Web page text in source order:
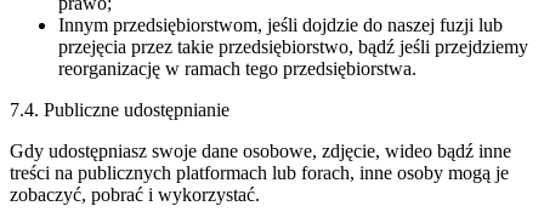
Innym przedsiębiorstwom, jeśli dojdzie do naszej fuzji lub
przejęcia przez takie przedsiębiorstwo, bądź jeśli przejdziemy
reorganizację w ramach tego przedsiębiorstwa.
7.4. Publiczne udostępnianie
Gdy udostępniasz swoje dane osobowe, zdjęcie, wideo bądź inne
treści na publicznych platformach lub forach, inne osoby mogą je
zobaczyć, pobrać i wykorzystać.